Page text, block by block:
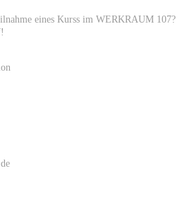
eines Kurss im WERKRAUM 107?